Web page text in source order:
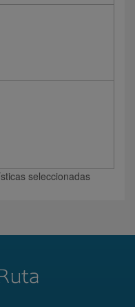
seleccionadas